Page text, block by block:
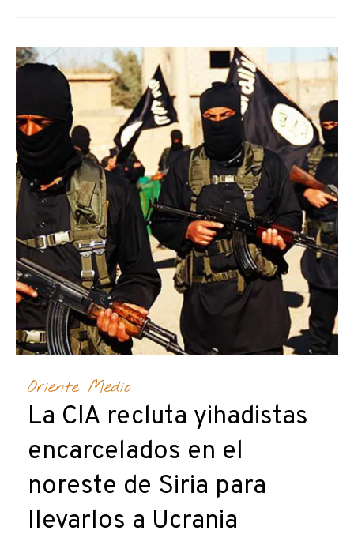
Oriente Medio
La CIA recluta yihadistas
encarcelados en el
noreste de Siria para
llevarlos a Ucrania